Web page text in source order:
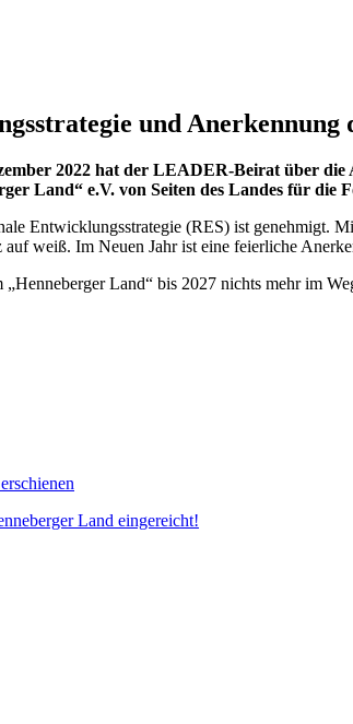
und
2022 hat der LEADER-Beirat über
Land“ e.V. von Seiten des Landes für die
Entwicklungsstrategie (RES) ist
weiß. Im Neuen Jahr ist eine feierliche
Land“ bis 2027 nichts mehr im
Land eingereicht!